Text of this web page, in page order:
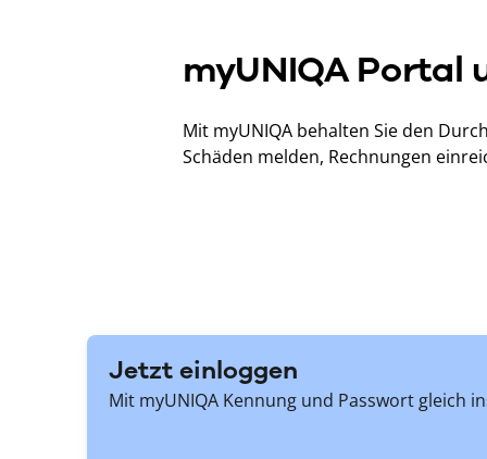
myUNIQA Portal
Mit myUNIQA behalten Sie den
Schäden melden, Rechnungen
Jetzt einloggen
Mit myUNIQA Kennung und Passwort gleich